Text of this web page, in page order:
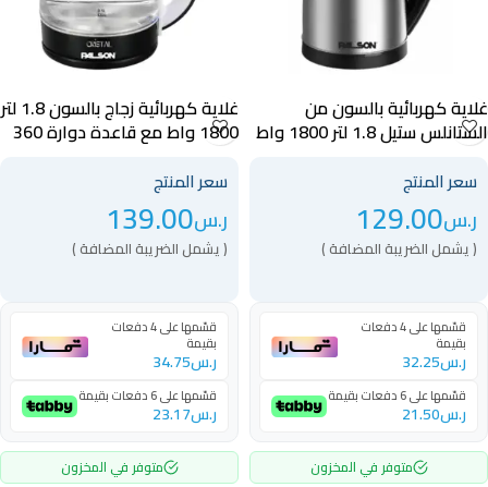
غلاية كهربائية بالسون من
الستانلس ستيل 1.8 لتر 1800 واط
40040
سعر المنتج
ر.س129.00
( يشمل الضريبة المضافة )
قسّمها على 4 دفعات
بقيمة
ر.س32.25
قسّمها على 6 دفعات بقيمة
ر.س21.50
متوفر في المخزون
غلاية كهربائية زجاج بالسون 1.8 لتر
1800 واط مع قاعدة دوارة 360
درجة وعنصر تسخين مخفي
سعر المنتج
ر.س139.00
( يشمل الضريبة المضافة )
قسّمها على 4 دفعات
بقيمة
ر.س34.75
قسّمها على 6 دفعات بقيمة
ر.س23.17
متوفر في المخزون